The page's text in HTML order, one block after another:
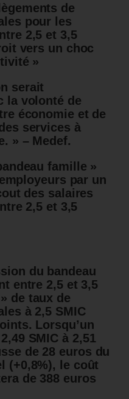
de
pour les
2,5 et 3,5
vers un choc
»
serait
la volonté de
économie et de
services à
» – Medef.
famille »
par un
des salaires
2,5 et 3,5
du bandeau
entre 2,5 et 3,5
de taux de
à 2,5 SMIC
Lorsqu’un
SMIC à 2,51
de 28 euros du
(+0,8%), le coût
de 388 euros